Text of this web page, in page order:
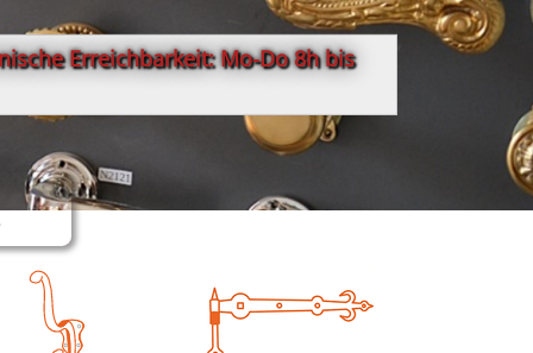
Erreichbarkeit: Mo-Do 8h bis